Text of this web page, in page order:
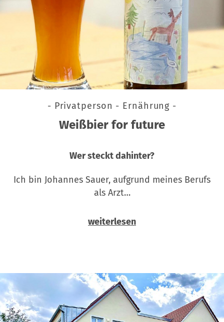
- Privatperson - Ernährung -
Weißbier for future
Wer steckt dahinter?
Ich bin Johannes Sauer, aufgrund meines Berufs
als Arzt…
weiterlesen